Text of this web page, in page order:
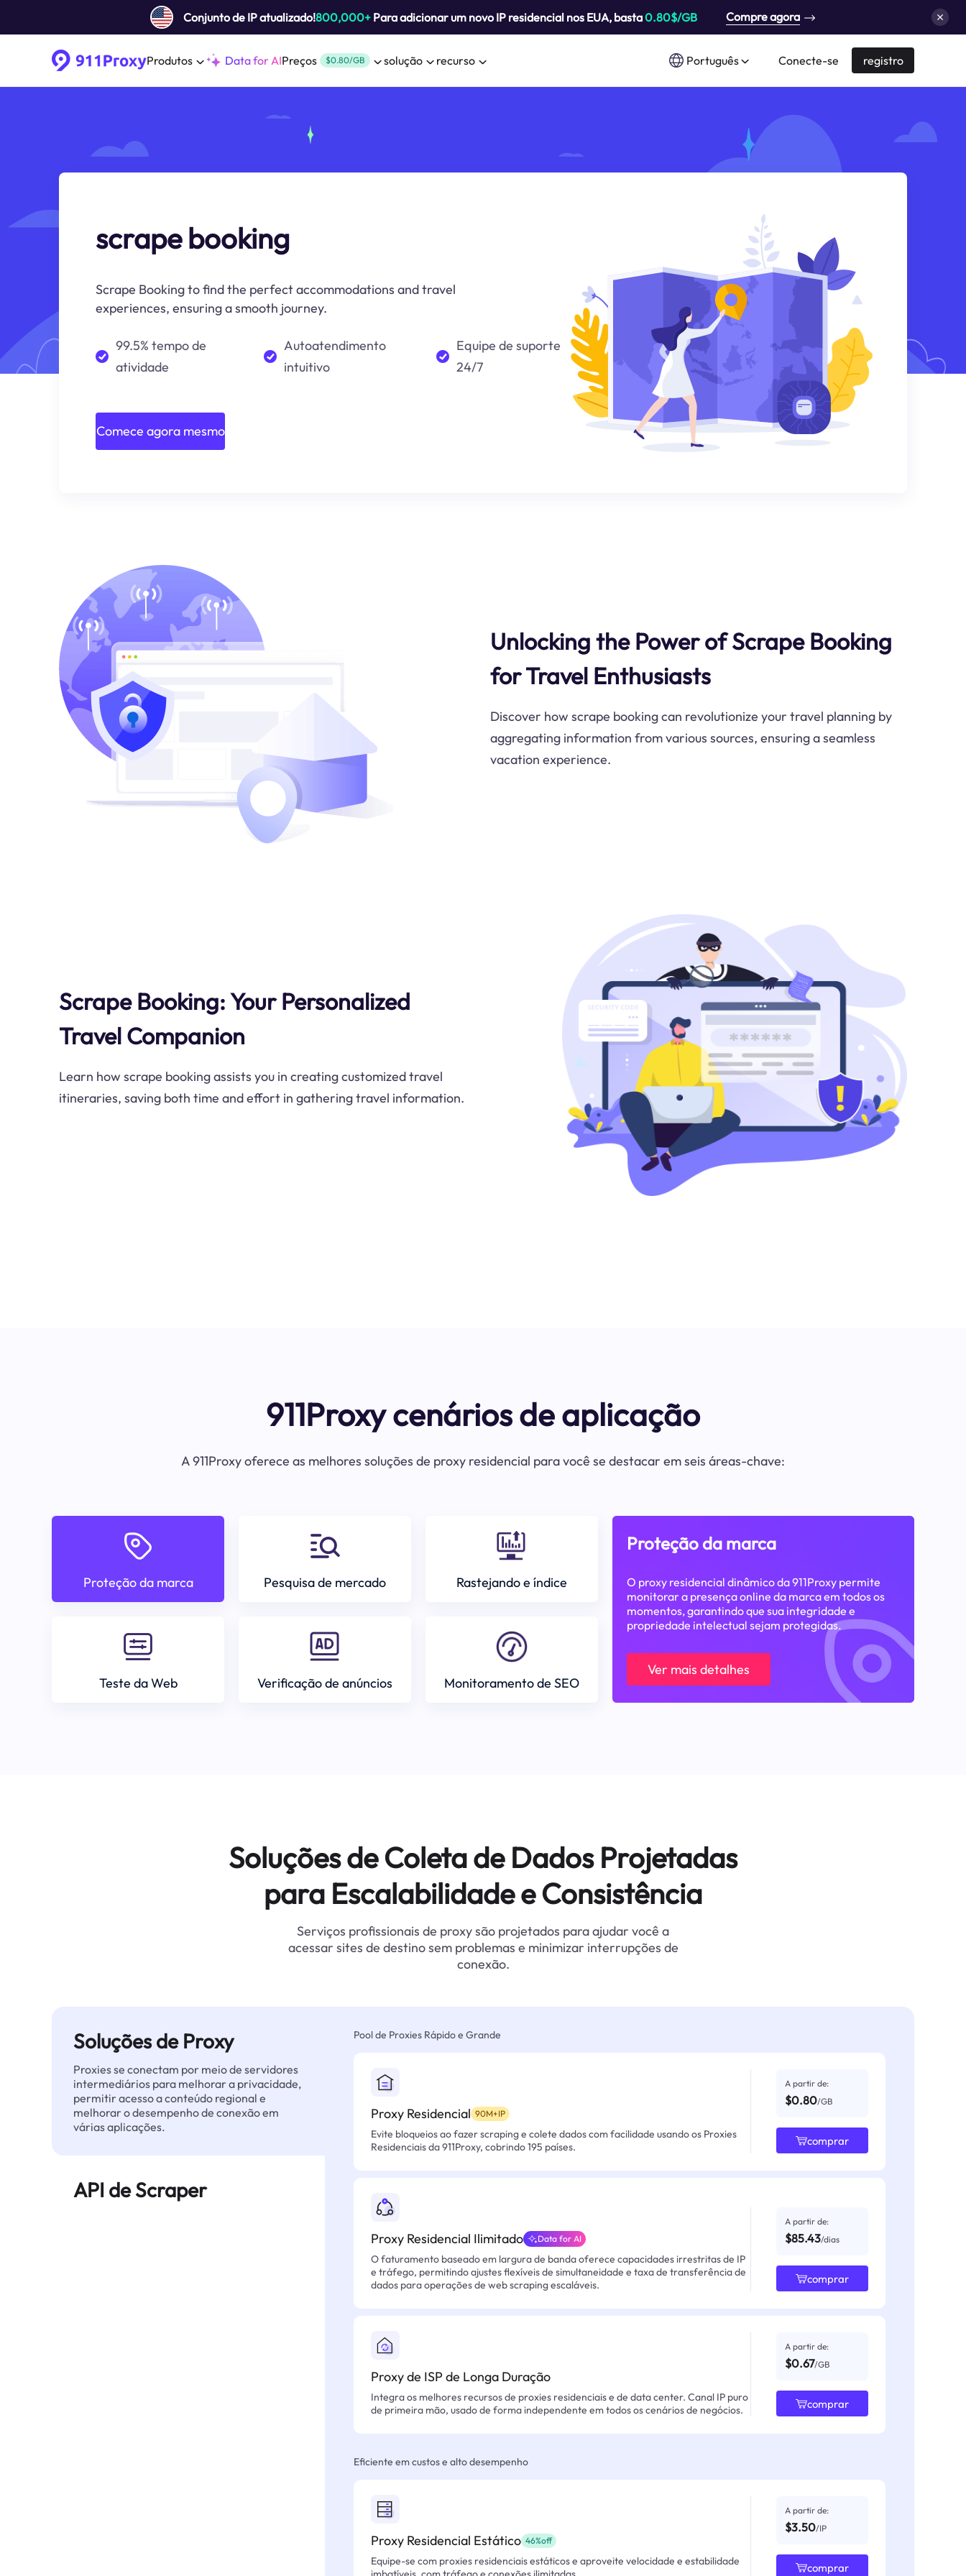
Conjunto de IP atualizado!800,000+ Para adicionar um novo IP residencial nos EUA, basta0.80$/GB Compre agora
Produtos Data for AIPreços $0.80/GB solução recurso Português Conecte-se registro
scrape booking
Scrape Booking to find the perfect accommodations and travel
experiences, ensuring a smooth journey.
99.5% tempo de
atividade
Autoatendimento
intuitivo
Equipe de suporte
24/7
Comece agora mesmo
Unlocking the Power of Scrape Booking
for Travel Enthusiasts
Discover how scrape booking can revolutionize your travel planning by
aggregating information from various sources, ensuring a seamless
vacation experience.
Scrape Booking: Your Personalized
Travel Companion
Learn how scrape booking assists you in creating customized travel
itineraries, saving both time and effort in gathering travel information.
911Proxy cenários de aplicação
A 911Proxy oferece as melhores soluções de proxy residencial para você se destacar em seis áreas-chave:
Proteção da marca Pesquisa de mercado Rastejando e índice
Teste da Web Verificação de anúncios Monitoramento de SEO
Proteção da marca
O proxy residencial dinâmico da 911Proxy permite
monitorar a presença online da marca em todos os
momentos, garantindo que sua integridade e
propriedade intelectual sejam protegidas.
Ver mais detalhes
Soluções de Coleta de Dados Projetadas
para Escalabilidade e Consistência
Serviços profissionais de proxy são projetados para ajudar você a
acessar sites de destino sem problemas e minimizar interrupções de
conexão.
Soluções de Proxy
Proxies se conectam por meio de servidores
intermediários para melhorar a privacidade,
permitir acesso a conteúdo regional e
melhorar o desempenho de conexão em
várias aplicações.
API de Scraper
Pool de Proxies Rápido e Grande
Proxy Residencial 90M+IP
Evite bloqueios ao fazer scraping e colete dados com facilidade usando os Proxies
Residenciais da 911Proxy, cobrindo 195 países.
A partir de:
$0.80/GB
comprar
Proxy Residencial Ilimitado Data for AI
O faturamento baseado em largura de banda oferece capacidades irrestritas de IP
e tráfego, permitindo ajustes flexíveis de simultaneidade e taxa de transferência de
dados para operações de web scraping escaláveis.
A partir de:
$85.43/dias
comprar
Proxy de ISP de Longa Duração
Integra os melhores recursos de proxies residenciais e de data center. Canal IP puro
de primeira mão, usado de forma independente em todos os cenários de negócios.
A partir de:
$0.67/GB
comprar
Eficiente em custos e alto desempenho
Proxy Residencial Estático 46%off
Equipe-se com proxies residenciais estáticos e aproveite velocidade e estabilidade
A partir de:
$3.50/IP
comprar